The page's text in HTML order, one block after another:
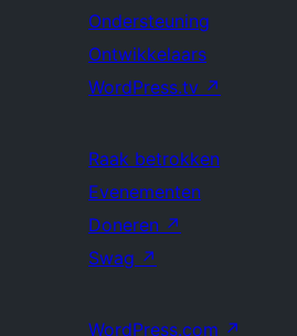
Ondersteuning
Ontwikkelaars
WordPress.tv ↗
Raak betrokken
Evenementen
Doneren ↗
Swag ↗
WordPress.com ↗